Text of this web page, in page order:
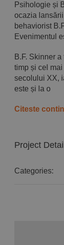
Psihologie și
ocazia
behaviorist
Evenimentul
B.F. Skinner
timp și cel
secolului XX,
este și la o
Citeste
Project
Categories: